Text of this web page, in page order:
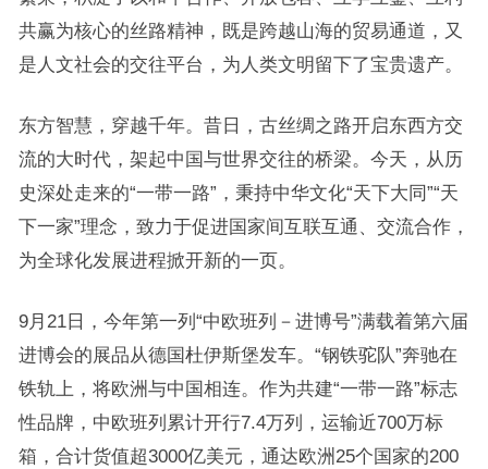
共赢为核心的丝路精神，既是跨越山海的贸易通道，又
是人文社会的交往平台，为人类文明留下了宝贵遗产。
东方智慧，穿越千年。昔日，古丝绸之路开启东西方交
流的大时代，架起中国与世界交往的桥梁。今天，从历
史深处走来的“一带一路”，秉持中华文化“天下大同”“天
下一家”理念，致力于促进国家间互联互通、交流合作，
为全球化发展进程掀开新的一页。
9月21日，今年第一列“中欧班列－进博号”满载着第六届
进博会的展品从德国杜伊斯堡发车。“钢铁驼队”奔驰在
铁轨上，将欧洲与中国相连。作为共建“一带一路”标志
性品牌，中欧班列累计开行7.4万列，运输近700万标
箱，合计货值超3000亿美元，通达欧洲25个国家的200